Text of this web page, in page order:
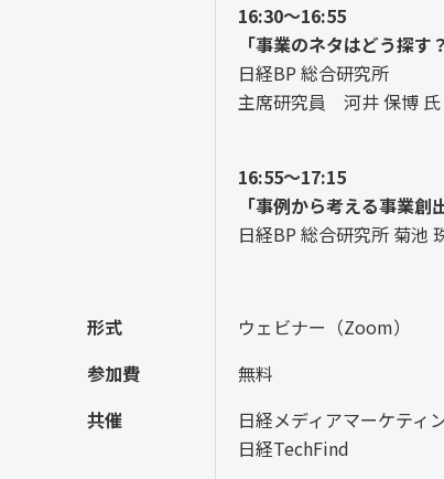
16:30～16:55
「事業のネタはどう探す
日経BP 総合研究所
主席研究員 河井 保博 氏
16:55～17:15
「事例から考える事業創
日経BP 総合研究所 菊池
形式
ウェビナー（Zoom）
参加費
無料
共催
日経メディアマーケティ
日経TechFind